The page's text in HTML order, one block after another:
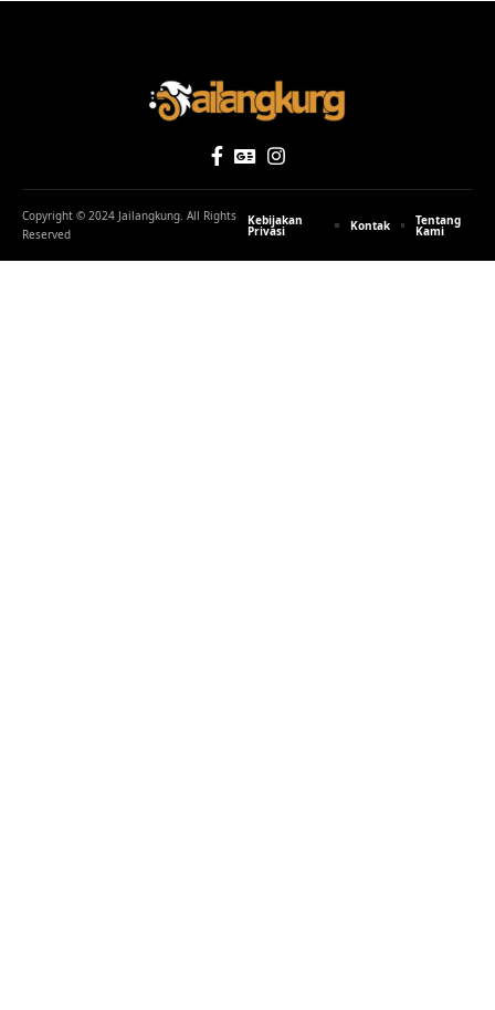
Copyright © 2024 Jailangkung. All Rights
Reserved
Kebijakan
Privasi Kontak Tentang
Kami